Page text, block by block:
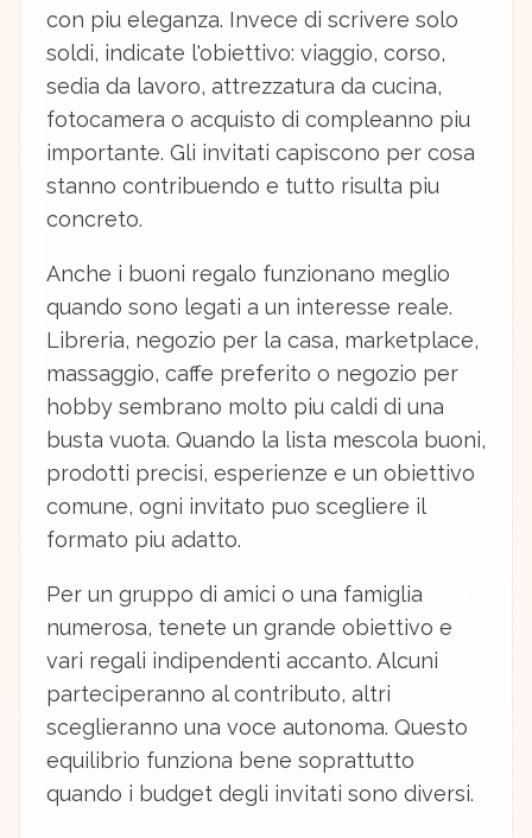
con piu eleganza. Invece di scrivere solo
soldi, indicate l'obiettivo: viaggio, corso,
sedia da lavoro, attrezzatura da cucina,
fotocamera o acquisto di compleanno piu
importante. Gli invitati capiscono per cosa
stanno contribuendo e tutto risulta piu
concreto.
Anche i buoni regalo funzionano meglio
quando sono legati a un interesse reale.
Libreria, negozio per la casa, marketplace,
massaggio, caffe preferito o negozio per
hobby sembrano molto piu caldi di una
busta vuota. Quando la lista mescola buoni,
prodotti precisi, esperienze e un obiettivo
comune, ogni invitato puo scegliere il
formato piu adatto.
Per un gruppo di amici o una famiglia
numerosa, tenete un grande obiettivo e
vari regali indipendenti accanto. Alcuni
parteciperanno al contributo, altri
sceglieranno una voce autonoma. Questo
equilibrio funziona bene soprattutto
quando i budget degli invitati sono diversi.